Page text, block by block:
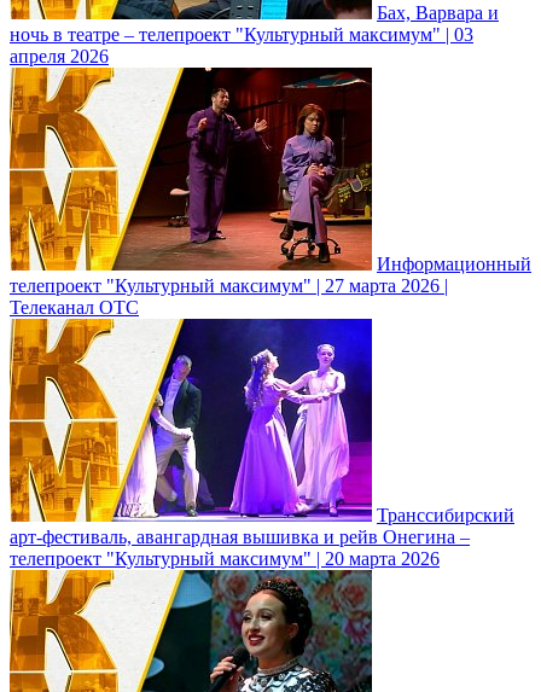
Бах, Варвара и
ночь в театре – телепроект "Культурный максимум" | 03
апреля 2026
Информационный
телепроект "Культурный максимум" | 27 марта 2026 |
Телеканал ОТС
Транссибирский
арт-фестиваль, авангардная вышивка и рейв Онегина –
телепроект "Культурный максимум" | 20 марта 2026